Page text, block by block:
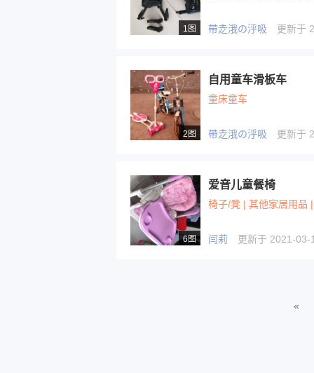
1图 帶赱涐の泘吸 更新于
2图
自用童车滑板车
童床童车
帶赱涐の泘吸 更新于
6图
爱音儿童餐椅
椅子/凳 | 其他家居用品
闫莉 更新于 2021-03-
«